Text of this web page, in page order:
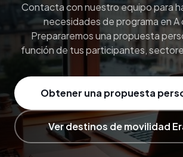
Contacta con nuestro equipo para
necesidades de programa en A
Prepararemos una propuesta
función de tus participantes,
Obtener una propuesta
Ver destinos de movilidad